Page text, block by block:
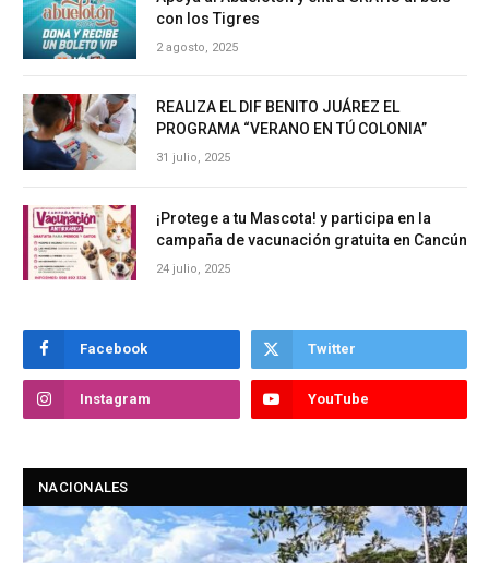
con los Tigres
2 agosto, 2025
REALIZA EL DIF BENITO JUÁREZ EL
PROGRAMA “VERANO EN TÚ COLONIA”
31 julio, 2025
¡Protege a tu Mascota! y participa en la
campaña de vacunación gratuita en Cancún
24 julio, 2025
Facebook Twitter
Instagram YouTube
NACIONALES